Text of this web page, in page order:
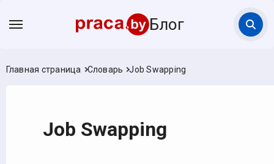
Блог
Главная страница Словарь Job Swapping
Job Swapping